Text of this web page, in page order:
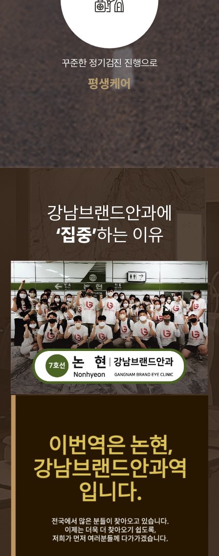
꾸준한 정기검진 진행으로
평생케어
강남브랜드안과에
‘집중’하는 이유